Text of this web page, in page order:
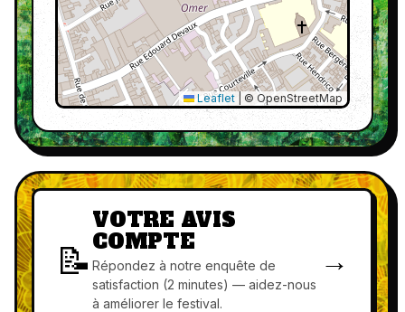
Leaflet © OpenStreetMap
📝
VOTRE AVIS
COMPTE
Répondez à notre enquête de
satisfaction (2 minutes) — aidez-nous
à améliorer le festival.
→